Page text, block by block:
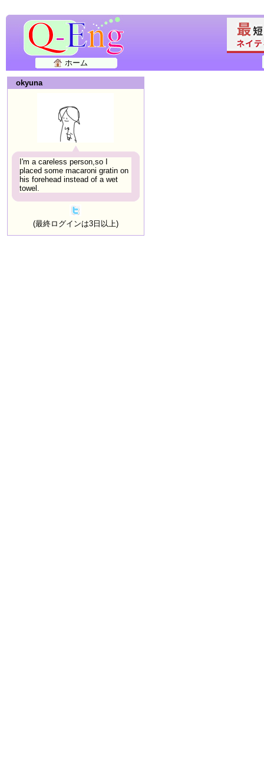
ホーム
okyuna
I'm a careless person,so I
placed some macaroni gratin on
his forehead instead of a wet
towel.
(最終ログインは3日以上)